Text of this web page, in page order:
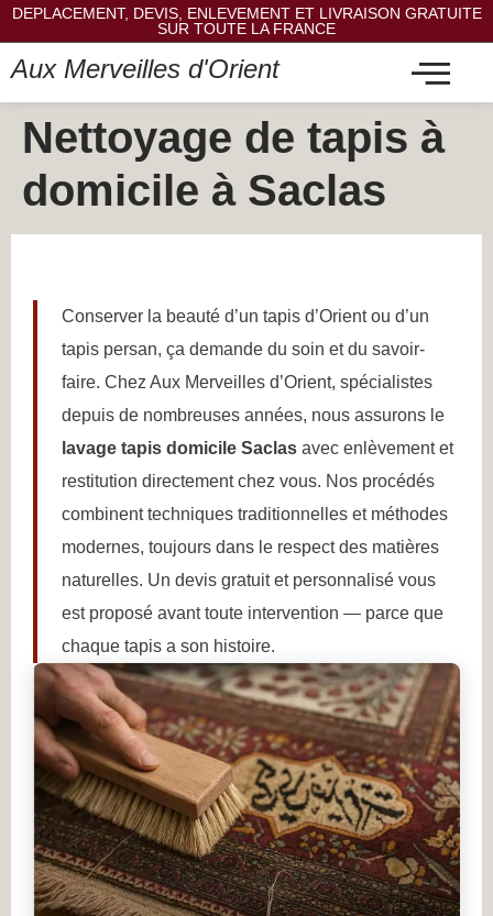
DEPLACEMENT, DEVIS, ENLEVEMENT ET LIVRAISON GRATUITE
SUR TOUTE LA FRANCE
Aux Merveilles d'Orient
Nettoyage de tapis à
domicile à Saclas
Conserver la beauté d’un tapis d’Orient ou d’un
tapis persan, ça demande du soin et du savoir-
faire. Chez Aux Merveilles d’Orient, spécialistes
depuis de nombreuses années, nous assurons le
lavage tapis domicile Saclas avec enlèvement et
restitution directement chez vous. Nos procédés
combinent techniques traditionnelles et méthodes
modernes, toujours dans le respect des matières
naturelles. Un devis gratuit et personnalisé vous
est proposé avant toute intervention — parce que
chaque tapis a son histoire.